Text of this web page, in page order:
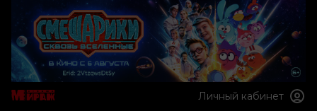
Личный кабинет